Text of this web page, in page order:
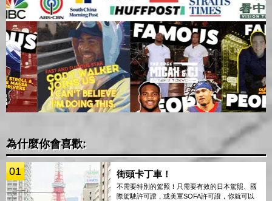
為什麼你會喜歡:
01 街頭卡丁車！
不需要特別的駕照！只需要有效的日本駕照、國
際駕駛許可證，或美軍SOFA許可證，你就可以